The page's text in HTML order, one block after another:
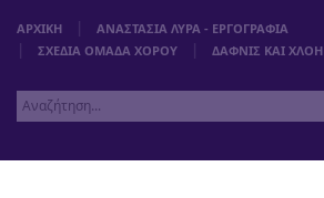
ΑΡΧΙΚΗ
ΑΝΑΣΤΑΣΙΑ ΛΥΡΑ - ΕΡΓΟΓΡΑΦΙΑ
ΣΧΕΔΙΑ ΟΜΑΔΑ ΧΟΡΟΥ
ΔΑΦΝΙΣ ΚΑΙ ΧΛΟΗ